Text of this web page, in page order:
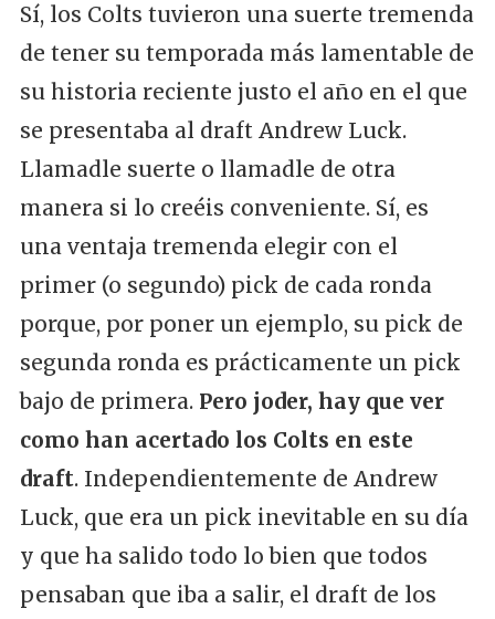
Sí, los Colts tuvieron una suerte tremenda
de tener su temporada más lamentable de
su historia reciente justo el año en el que
se presentaba al draft Andrew Luck.
Llamadle suerte o llamadle de otra
manera si lo creéis conveniente. Sí, es
una ventaja tremenda elegir con el
primer (o segundo) pick de cada ronda
porque, por poner un ejemplo, su pick de
segunda ronda es prácticamente un pick
bajo de primera. Pero joder, hay que ver
como han acertado los Colts en este
draft. Independientemente de Andrew
Luck, que era un pick inevitable en su día
y que ha salido todo lo bien que todos
pensaban que iba a salir, el draft de los